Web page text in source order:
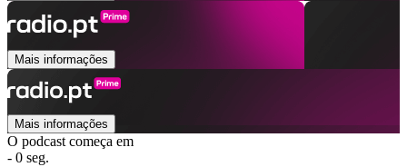
Mais informações
Mais informações
O podcast começa em
- 0 seg.